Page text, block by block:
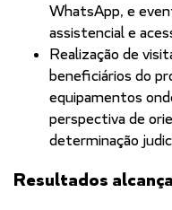
WhatsApp, e
assistencial e
Realização de
beneficiários do
equipamentos
perspectiva de
determinação
Resultados